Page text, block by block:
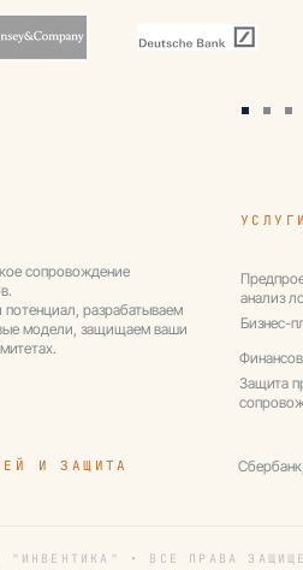
анализ
Бизнес-
Защита
И ЗАЩИТА
• ВСЕ ПРАВА
сопровождение
разрабатываем
модели, защищаем ваши